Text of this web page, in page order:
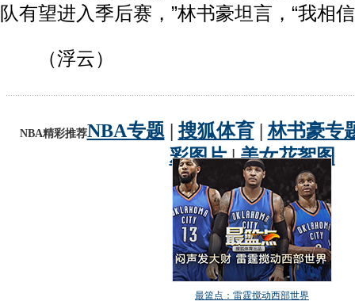
队有望进入季后赛，”林书豪坦言，“我相
（浮云）